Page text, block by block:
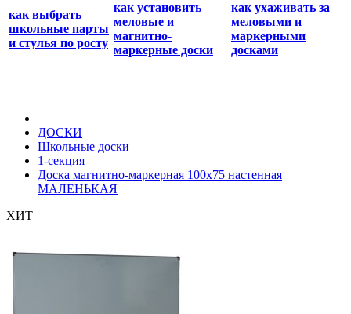
как выбрать
школьные парты
и стулья по росту
как установить
меловые и
магнитно-
маркерные доски
как ухаживать за
меловыми и
маркерными
досками
ДОСКИ
Школьные доски
1-секция
Доска магнитно-маркерная 100х75 настенная
МАЛЕНЬКАЯ
ХИТ